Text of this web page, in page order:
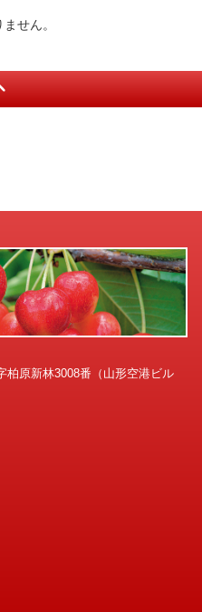
せん。
柏原新林3008番（山形空港ビル